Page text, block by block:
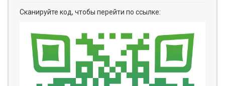
Сканируйте код, чтобы перейти по ссылке: